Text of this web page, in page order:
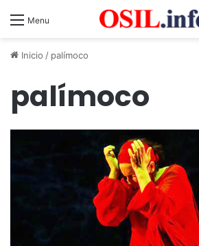
Menu
Inicio / palímoco
palímoco